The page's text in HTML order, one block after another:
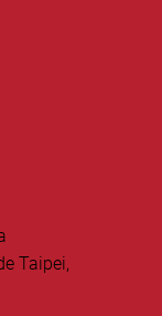
Taipei,